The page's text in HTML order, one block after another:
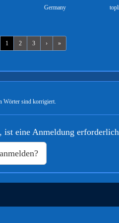
Germany
1 2 3 › »
Wörter sind korrigiert.
ist eine Anmeldung